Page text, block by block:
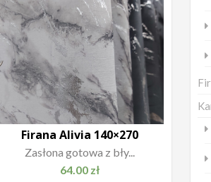
Firana Alivia 140×270
Zasłona gotowa z bły...
64.00 zł